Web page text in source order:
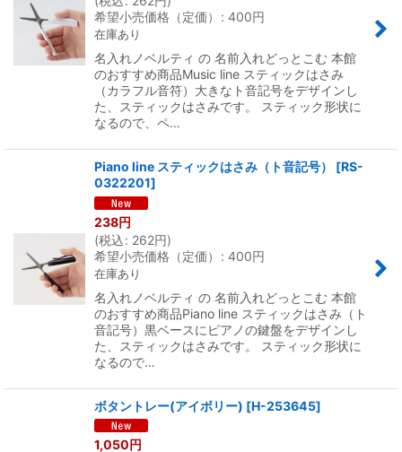
希望小売価格（定価）
: 400円
在庫あり
名入れノベルティ の 名前入れどっとこむ 本館
のおすすめ商品Music line スティックはさみ
（カラフル音符）大きなト音記号をデザインし
た、スティックはさみです。 スティック形状に
なるので、ペ…
Piano line スティックはさみ（ト音記号） [RS-
0322201]
238円
(税込: 262円)
希望小売価格（定価）
: 400円
在庫あり
名入れノベルティ の 名前入れどっとこむ 本館
のおすすめ商品Piano line スティックはさみ（ト
音記号）黒ベースにピアノの鍵盤をデザインし
た、スティックはさみです。 スティック形状に
なるので…
ボタントレー(アイボリー) [H-253645]
1,050円